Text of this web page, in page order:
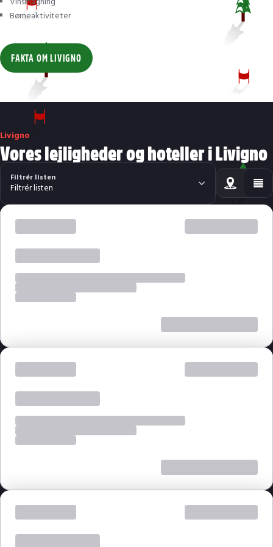
Børneaktiviteter
FAKTA OM LIVIGNO
Livigno
Vores lejligheder og hoteller i Livigno
Filtrér listen
Filtrér listen